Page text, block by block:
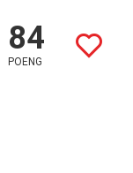
84
POENG